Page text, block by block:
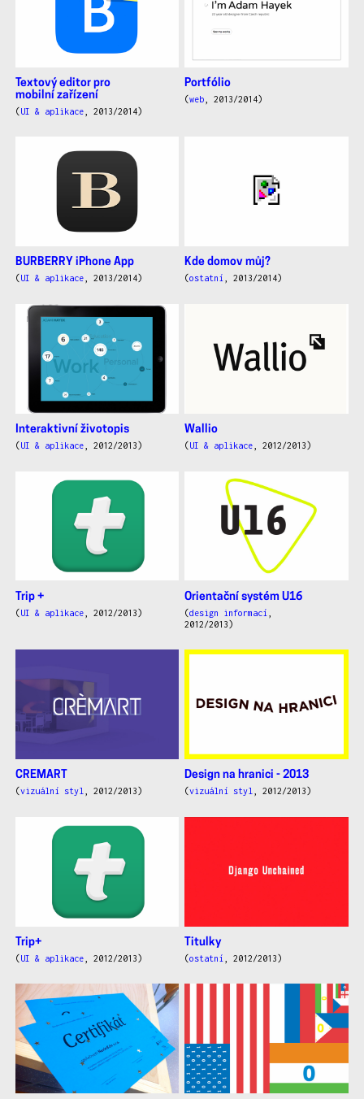
Textový editor pro
mobilní zařízení
(UI & aplikace, 2013/2014)
Portfólio
(web , 2013/2014)
BURBERRY iPhone App
( UI & aplikace, 2013/2014)
Kde domov můj?
(ostatní, 2013/2014)
Interaktivní životopis
(UI & aplikace, 2012/2013)
Wallio
(UI & aplikace , 2012/2013)
Trip +
(UI & aplikace, 2012/2013)
Orientační systém U16
(design informací
2012/2013)
CREMART
(vizuální styl , 2012/2013)
Design na hranici - 2013
(vizuální styl , 2012/2013)
Trip+
(UI & aplikace, 2012/2013)
Titulky
(ostatní , 2012/2013)